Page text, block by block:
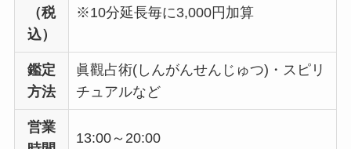
（税
込）
※10分延長毎に3,000円加算
鑑定
方法
眞觀占術(しんがんせんじゅつ)・スピリ
チュアルなど
営業
13:00～20:00